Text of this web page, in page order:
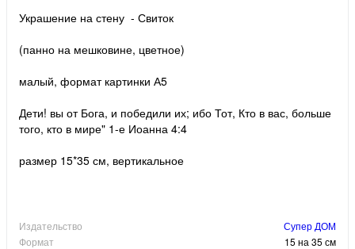
Украшение на стену - Свиток
(панно на мешковине, цветное)
малый, формат картинки А5
Дети! вы от Бога, и победили их; ибо Тот, Кто в вас, больше
того, кто в мире" 1-е Иоанна 4:4
размер 15*35 см, вертикальное
Издательство
Супер ДОМ
Формат
15 на 35 см